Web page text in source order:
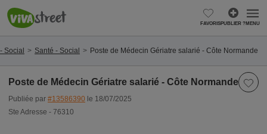
FAVORISPUBLIER ?MENU
Social Santé - Social Poste de Médecin Gériatre salarié - Côte Normande
Poste de Médecin Gériatre salarié - Côte Normande
Publiée par #13586390 le 18/07/2025
Ste Adresse - 76310